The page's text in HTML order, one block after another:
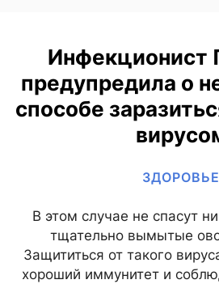
Инфекционист
предупредила о
способе
ЗДОРОВЬЕ
В этом случае не спасут
тщательно вымытые
Защититься от такого
хороший иммунитет и